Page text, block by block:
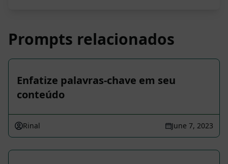
Prompts relacionados
Enfatize palavras-chave em seu
conteúdo
Rinal June 7, 2023